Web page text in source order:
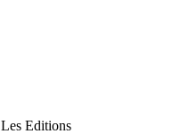
Les Editions